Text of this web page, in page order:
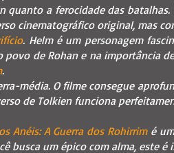
quanto a ferocidade das
cinematográfico original, mas
. Helm é um personagem
de Rohan e na importância
.
média. O filme consegue
de Tolkien funciona
Anéis: A Guerra dos Rohirrimé
busca um épico com alma, este é